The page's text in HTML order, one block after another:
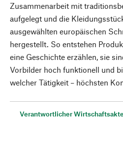
Zusammenarbeit mit
aufgelegt und die
ausgewählten europäischen
hergestellt. So entstehen
eine Geschichte erzählen, sie
Vorbilder hoch funktionell und
welcher Tätigkeit – höchsten
Verantwortlicher